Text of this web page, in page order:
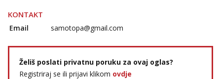
KONTAKT
Email samotopa@gmail.com
Želiš poslati privatnu poruku za ovaj oglas?
Registriraj se ili prijavi klikom ovdje